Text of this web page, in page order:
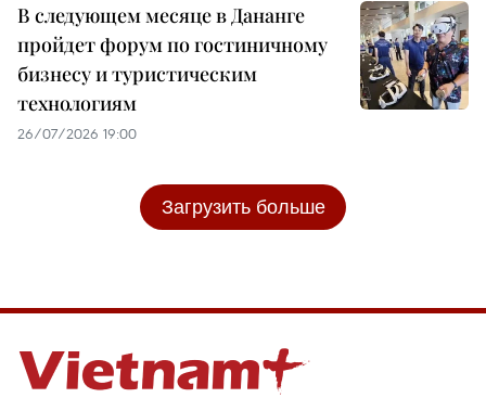
В следующем месяце в Дананге
пройдет форум по гостиничному
бизнесу и туристическим
технологиям
26/07/2026 19:00
Загрузить больше